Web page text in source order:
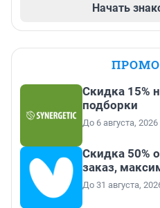
Начать
Скидка 15%
подборки
До 6 августа, 2026
Скидка 50%
заказ,
До 31 августа,